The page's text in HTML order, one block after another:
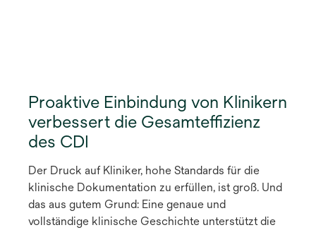
Proaktive Einbindung von Klinikern
verbessert die Gesamteffizienz
des CDI
Der Druck auf Kliniker, hohe Standards für die
klinische Dokumentation zu erfüllen, ist groß. Und
das aus gutem Grund: Eine genaue und
vollständige klinische Geschichte unterstützt die